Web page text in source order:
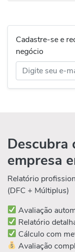
Cadastre-se e
negócio
Descubra
empresa
Relatório
(DFC + Múltiplus)
Avaliação
Relatório
Cálculo com
Avaliação